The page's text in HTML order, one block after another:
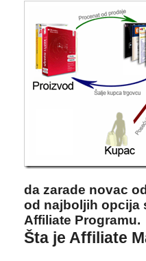
da zarade novac
od najboljih opcija
Affiliate Programu.
Šta je Affiliate